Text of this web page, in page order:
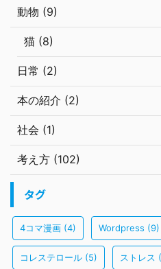
動物 (9)
猫 (8)
日常 (2)
本の紹介 (2)
社会 (1)
考え方 (102)
タグ
4コマ漫画 (4) Wordpress (9)
コレステロール (5) ストレス